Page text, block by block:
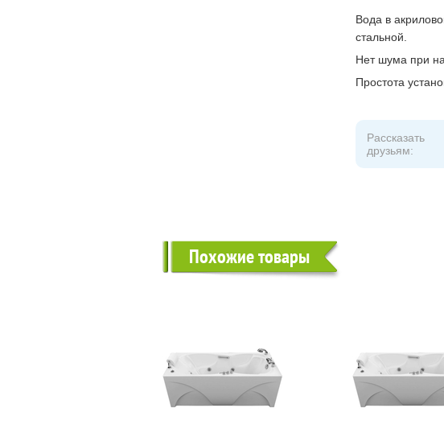
Вода в
стальной.
Нет шума при
Простота
Рассказать
друзьям:
Похожие товары